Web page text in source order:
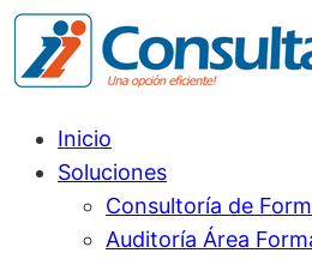
Inicio
Soluciones
Consultoría de
Auditoría Área